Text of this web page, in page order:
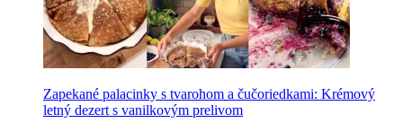
Zapekané palacinky s tvarohom a čučoriedkami: Krémový
letný dezert s vanilkovým prelivom